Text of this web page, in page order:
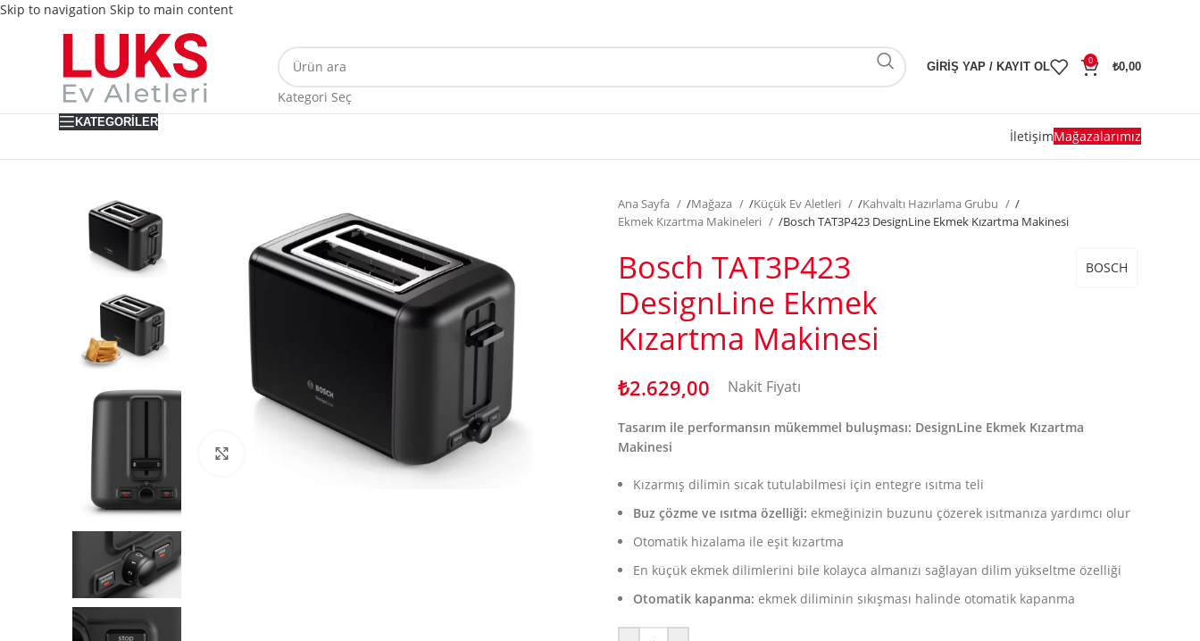
Skip to navigation Skip to main content
Kategori Seç
GIRIŞ YAP / KAYIT OL 0 ₺0,00
KATEGORILER
İletişimMağazalarımız
Ana Sayfa /Mağaza /Küçük Ev Aletleri /Kahvaltı Hazırlama Grubu
/
Ekmek Kızartma Makineleri
/Bosch TAT3P423 DesignLine Ekmek Kızartma Makinesi
Bosch TAT3P423
DesignLine Ekmek
Kızartma Makinesi
BOSCH
₺2.629,00 Nakit Fiyatı
Tasarım ile performansın mükemmel buluşması: DesignLine Ekmek Kızartma
Makinesi
Kızarmış dilimin sıcak tutulabilmesi için entegre ısıtma teli
Buz çözme ve ısıtma özelliği: ekmeğinizin buzunu çözerek ısıtmanıza yardımcı olur
Otomatik hizalama ile eşit kızartma
En küçük ekmek dilimlerini bile kolayca almanızı sağlayan dilim yükseltme özelliği
Otomatik kapanma: ekmek diliminin sıkışması halinde otomatik kapanma